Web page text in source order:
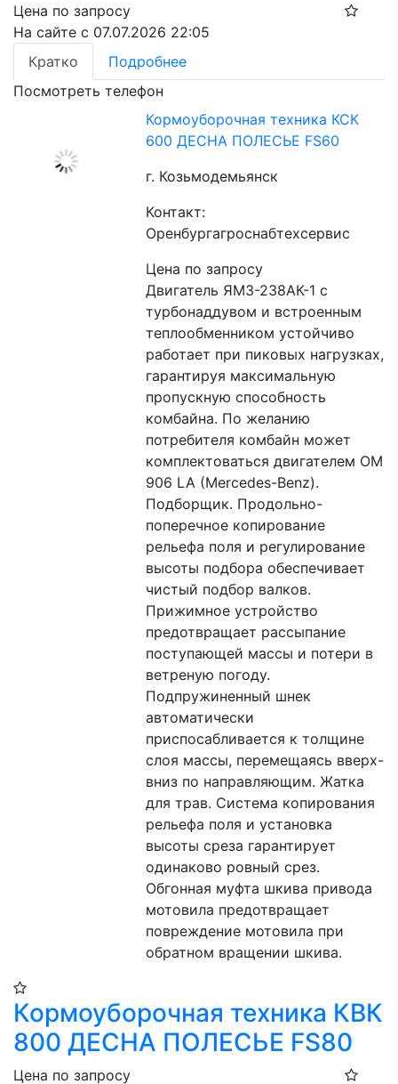
Цена по запросу
На сайте с 07.07.2026 22:05
Кратко
Подробнее
Посмотреть телефон
Кормоуборочная техника КСК
600 ДЕСНА ПОЛЕСЬЕ FS60
г. Козьмодемьянск
Контакт:
Оренбургагроснабтехсервис
Цена по запросу
Двигатель ЯМЗ-238АК-1 с
турбонаддувом и встроенным
теплообменником устойчиво
работает при пиковых нагрузках,
гарантируя максимальную
пропускную способность
комбайна. По желанию
потребителя комбайн может
комплектоваться двигателем ОМ
906 LA (Mercedes-Benz).
Подборщик. Продольно-
поперечное копирование
рельефа поля и регулирование
высоты подбора обеспечивает
чистый подбор валков.
Прижимное устройство
предотвращает рассыпание
поступающей массы и потери в
ветреную погоду.
Подпружиненный шнек
автоматически
приспосабливается к толщине
слоя массы, перемещаясь вверх-
вниз по направляющим. Жатка
для трав. Система копирования
рельефа поля и установка
высоты среза гарантирует
одинаково ровный срез.
Обгонная муфта шкива привода
мотовила предотвращает
повреждение мотовила при
обратном вращении шкива.
Кормоуборочная техника КВК
800 ДЕСНА ПОЛЕСЬЕ FS80
Цена по запросу